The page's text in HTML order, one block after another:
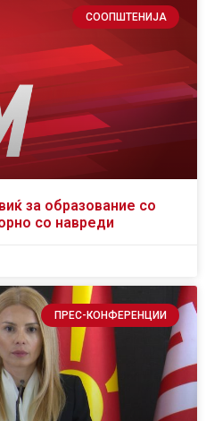
СООПШТЕНИЈА
за образование со
со навреди
ПРЕС-КОНФЕРЕНЦИИ